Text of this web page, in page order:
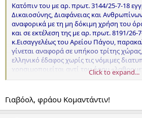
Κατόπιν του με αρ. πρωτ. 3144/25-7-18
Δικαιοσύνης, Διαφάνειας και
αναφορικά με τη μη δόκιμη χρήση του
και σε εκτέλεση της με αρ. πρωτ. 8191/26-
κ.Εισαγγελέως του Αρείου Πάγου,
γίνεται αναφορά σε υπήκοο τρίτης
ελληνικό έδαφος χωρίς τις νόμιμες
χρησιμοποιείται αντί του όρου
«παράτυπα εισερχόμενος στη χώρα» ή
προκειμένου, αφενός να αποτραπεί η
προσωπικότητα των ανθρώπων
Click to expand...
Γιαβόολ, φράου Κομαντάντιν!